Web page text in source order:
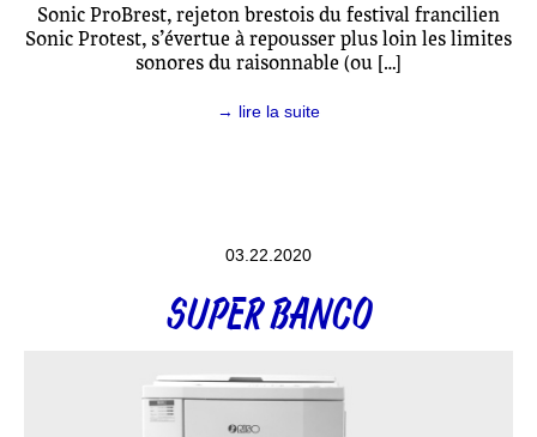
Sonic ProBrest, rejeton brestois du festival francilien
Sonic Protest, s’évertue à repousser plus loin les limites
sonores du raisonnable (ou […]
→ lire la suite
03.22.2020
SUPER BANCO